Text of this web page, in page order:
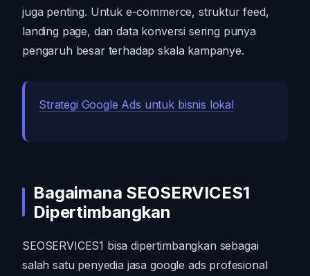
juga penting. Untuk e-commerce, struktur feed,
landing page, dan data konversi sering punya
pengaruh besar terhadap skala kampanye.
Strategi Google Ads untuk bisnis lokal
Bagaimana SEOSERVICES1
Dipertimbangkan
SEOSERVICES1 bisa dipertimbangkan sebagai
salah satu penyedia jasa google ads profesional